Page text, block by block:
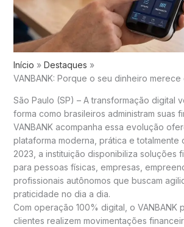
Início
Destaques
VANBANK: Porque o seu dinheiro merece
São Paulo (SP) – A transformação digital
forma como brasileiros administram suas
VANBANK acompanha essa evolução
plataforma moderna, prática e totalmente
2023, a instituição disponibiliza soluções
para pessoas físicas, empresas,
profissionais autônomos que buscam
praticidade no dia a dia.
Com operação 100% digital, o VANBANK
clientes realizem movimentações